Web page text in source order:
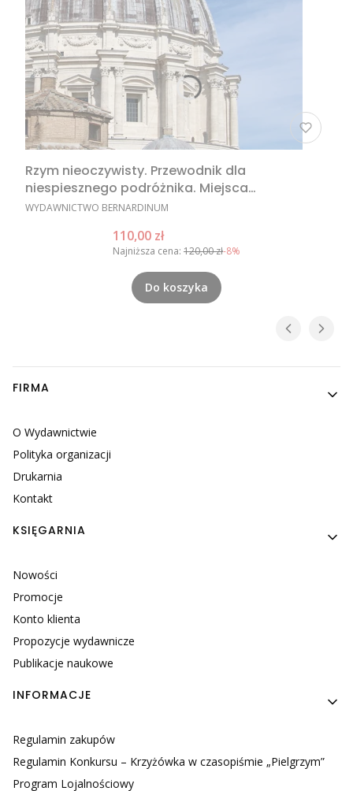
Rzym nieoczywisty. Przewodnik dla
niespiesznego podróżnika. Miejsca
nieoczywiste w Rzymie, nietypowe atrakcje
PRODUCENT
WYDAWNICTWO BERNARDINUM
Cena promocyjna
110,00 zł
Najniższa cena: 120,00 zł-8%
Do koszyka
Linki w stopce
FIRMA
O Wydawnictwie
Polityka organizacji
Drukarnia
Kontakt
KSIĘGARNIA
Nowości
Promocje
Konto klienta
Propozycje wydawnicze
Publikacje naukowe
INFORMACJE
Regulamin zakupów
Regulamin Konkursu – Krzyżówka w czasopiśmie „Pielgrzym”
Program Lojalnościowy